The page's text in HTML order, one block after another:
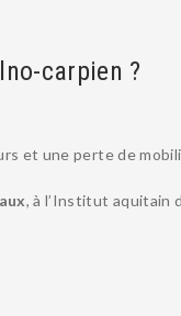
carpien ?
et une perte de
, à l’Institut aquitain